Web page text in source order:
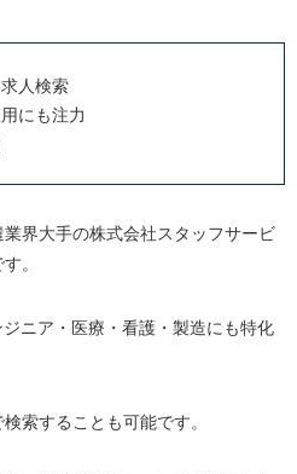
人検索
にも注力
界大手の株式会社スタッフサービ
。
ニア・医療・看護・製造にも特化
索することも可能です。